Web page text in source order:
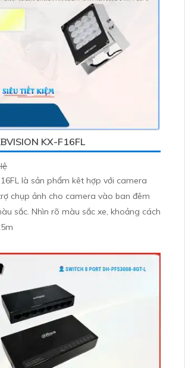
KX-F16FL
là sản phẩm kêt hợp với camera
chụp ảnh cho camera vào ban đêm
sắc. Nhìn rõ màu sắc xe, khoảng cách